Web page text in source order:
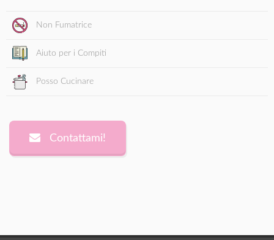
Non Fumatrice
Aiuto per i Compiti
Posso Cucinare
Contattami!